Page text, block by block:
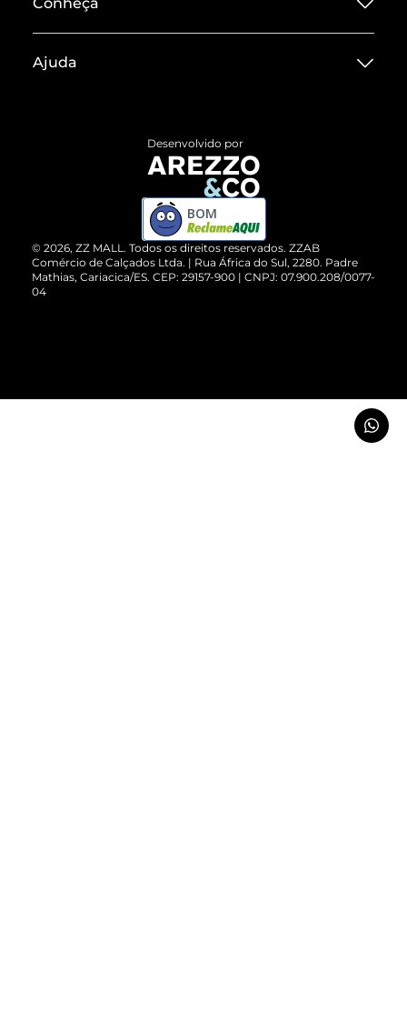
Conheça
Termos de Uso
ZZ MALL é confiável
Cartão Presente
Vendas Corporativas
Ajuda
Devolução do Produto
Compre pelo WhatsApp
© 2026, ZZ MALL. Todos os direitos reservados. ZZAB
Comércio de Calçados Ltda. | Rua África do Sul, 2280. Padre
Mathias, Cariacica/ES. CEP: 29157-900 | CNPJ: 07.900.208/0077-
04
Desenvolvido por
BOM